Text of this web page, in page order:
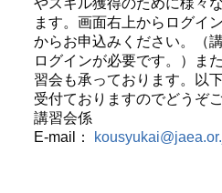
やスキル獲得のために様々
ます。画面右上からログイ
からお申込みください。（
ログインが必要です。）ま
習会も承っております。以
受付ておりますのでどうぞ
講習会係
E-mail：